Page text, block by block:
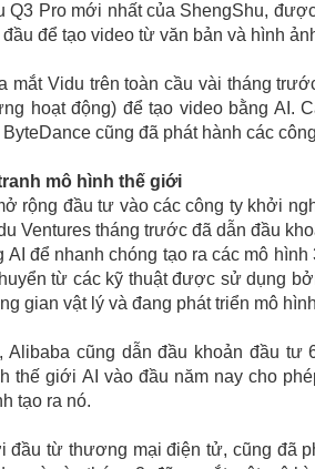
Q3 Pro mới nhất của ShengShu,
đầu để tạo video từ văn bản và hình
mắt Vidu trên toàn cầu vài tháng
hoạt động) để tạo video bằng AI.
cũng đã phát hành các
mô hình thế giới
rộng đầu tư vào các công ty khởi
Ventures tháng trước đã dẫn đầu
AI để nhanh chóng tạo ra các mô
từ các kỹ thuật được sử dụng
gian vật lý và đang phát triển mô
Alibaba cũng dẫn đầu khoản đầu tư
thế giới AI vào đầu năm nay cho
tạo ra nó.
đầu từ thương mại điện tử, cũng đã